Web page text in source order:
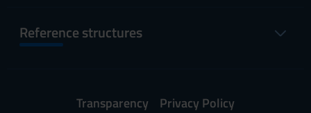
Reference structures
Transparency
Privacy Policy